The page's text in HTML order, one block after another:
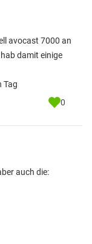
avocast 7000 an
damit einige
Tag
0
auch die: